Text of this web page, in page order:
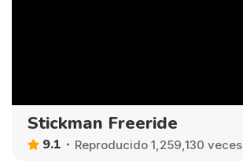
Stickman Freeride
9.1 Reproducido 1,259,130 veces